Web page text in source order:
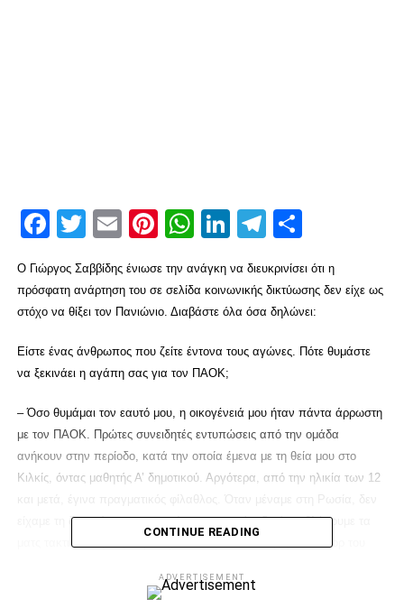
Facebook
Twitter
EmailPinterest
WhatsApp
LinkedIn
Telegram
Ο Γιώργος Σαββίδης ένιωσε την ανάγκη να διευκρινίσει ότι η
πρόσφατη ανάρτηση του σε σελίδα κοινωνικής δικτύωσης δεν είχε ως
στόχο να θίξει τον Πανιώνιο. Διαβάστε όλα όσα δηλώνει:
Είστε ένας άνθρωπος που ζείτε έντονα τους αγώνες. Πότε θυμάστε
να ξεκινάει η αγάπη σας για τον ΠΑΟΚ;
– Όσο θυμάμαι τον εαυτό μου, η οικογένειά μου ήταν πάντα άρρωστη
με τον ΠΑΟΚ. Πρώτες συνειδητές εντυπώσεις από την ομάδα
ανήκουν στην περίοδο, κατά την οποία έμενα με τη θεία μου στο
Κιλκίς, όντας μαθητής Α’ δημοτικού. Αργότερα, από την ηλικία των 12
είχαμε τη δυνατότητα να πηγαίνουμε στο γήπεδο ή να βλέπουμε τα
ματς τακτικά στην τηλεόραση, αλλά εγώ πάντα ήξερα το σκορ του
Έβλεπα προσεκτικά τα ματς, στα οποία έπαιζαν ο Γκαρσία, ο
CONTINUE READING
ADVERTISEMENT